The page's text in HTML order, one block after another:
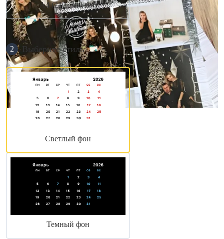
А4 (210×300 мм)
2 Выберите стиль
Светлый фон
Темный фон